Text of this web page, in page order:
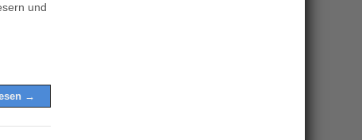
und
→